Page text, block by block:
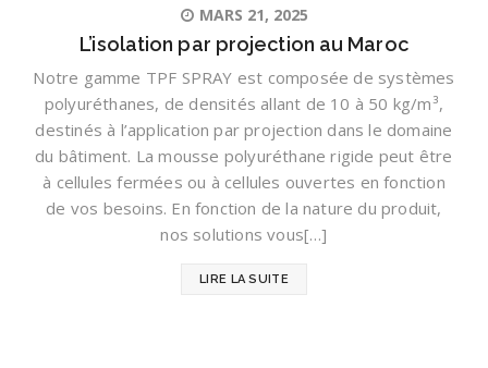
MARS 21, 2025
L’isolation par projection au Maroc
Notre gamme TPF SPRAY est composée de systèmes
polyuréthanes, de densités allant de 10 à 50 kg/m³,
destinés à l’application par projection dans le domaine
du bâtiment. La mousse polyuréthane rigide peut être
à cellules fermées ou à cellules ouvertes en fonction
de vos besoins. En fonction de la nature du produit,
nos solutions vous[…]
LIRE LA SUITE